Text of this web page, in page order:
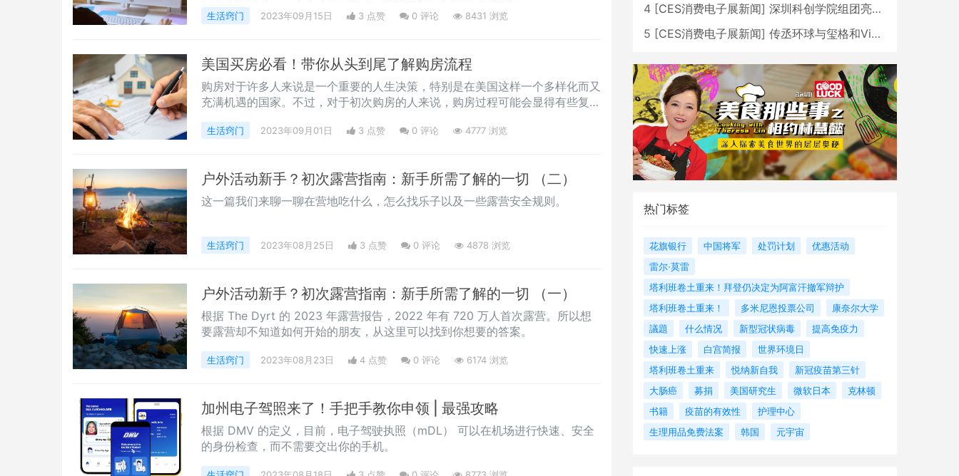
生活窍门 2023年09月15日 3 点赞 0 评论 8431 浏览
美国买房必看！带你从头到尾了解购房流程
购房对于许多人来说是一个重要的人生决策，特别是在美国这样一个多样化而又
充满机遇的国家。不过，对于初次购房的人来说，购房过程可能会显得有些复杂
生活窍门 2023年09月01日 3 点赞 0 评论 4777 浏览
户外活动新手？初次露营指南：新手所需了解的一切 （二）
这一篇我们来聊一聊在营地吃什么，怎么找乐子以及一些露营安全规则。
生活窍门 2023年08月25日 3 点赞 0 评论 4878 浏览
户外活动新手？初次露营指南：新手所需了解的一切 （一）
根据 The Dyrt 的 2023 年露营报告，2022 年有 720 万人首次露营。所以想
要露营却不知道如何开始的朋友，从这里可以找到你想要的答案。
生活窍门 2023年08月23日 4 点赞 0 评论 6174 浏览
加州电子驾照来了！手把手教你申领 | 最强攻略
根据 DMV 的定义，目前，电子驾驶执照（mDL） 可以在机场进行快速、安全
的身份检查，而不需要交出你的手机。
4 [CES消费电子展新闻] 深圳科创学院组团亮相CES 广受好评
5 [CES消费电子展新闻] 传丞环球与玺格和VibeLens共同推出全新耳机
热门标签
花旗银行 中国将军 处罚计划
优惠活动
雷尔·莫雷
塔利班卷土重来！拜登仍决定为阿富汗撤军辩护
塔利班卷土重来！
多米尼恩投票公司
康奈尔大学
議題
什么情况 新型冠状病毒
提高免疫力
快速上涨
白宫简报
世界环境日
塔利班卷土重来
悦纳新自我
新冠疫苗第三针
大肠癌
募捐 美国研究生 微软日本
克林顿
书籍
疫苗的有效性
护理中心
生理用品免费法案
韩国 元宇宙